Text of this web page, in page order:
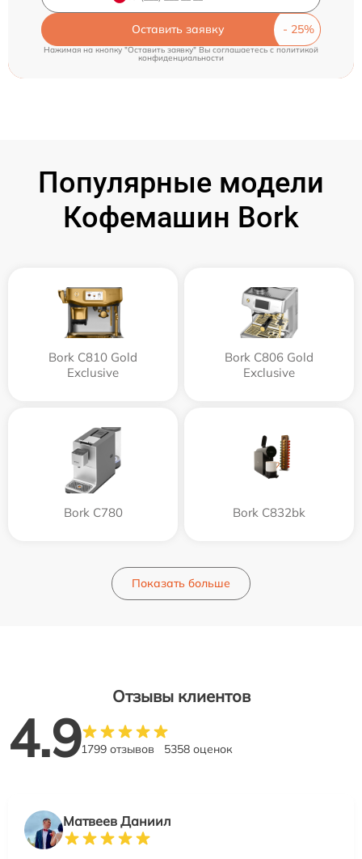
Оставить заявку
Нажимая на кнопку "Оставить заявку" Вы соглашаетесь c политикой
конфиденциальности
Популярные модели
Кофемашин Bork
Bork C810 Gold
Exclusive
Bork C806 Gold
Exclusive
Bork C780 Bork C832bk
Показать больше
Отзывы клиентов
4.91799 отзывов 5358 оценок
Матвеев Даниил